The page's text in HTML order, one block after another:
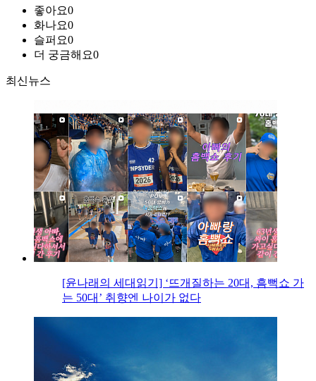
좋아요0
화나요0
슬퍼요0
더 궁금해요0
최신뉴스
[윤나래의 세대읽기] ‘뜨개질하는 20대, 흠뻑쇼 가
는 50대’ 취향엔 나이가 없다